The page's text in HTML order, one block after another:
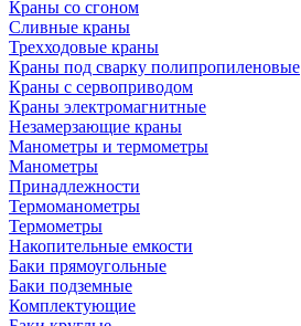
Краны со сгоном
Сливные краны
Трехходовые краны
Краны под сварку полипропиленовые
Краны с сервоприводом
Краны электромагнитные
Незамерзающие краны
Манометры и термометры
Манометры
Принадлежности
Термоманометры
Термометры
Накопительные емкости
Баки прямоугольные
Баки подземные
Комплектующие